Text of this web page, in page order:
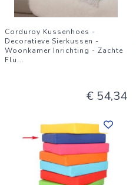
Corduroy Kussenhoes -
Decoratieve Sierkussen -
Woonkamer Inrichting - Zachte
Flu...
€ 54,34